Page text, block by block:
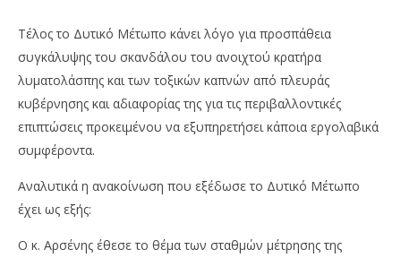
Τέλος το Δυτικό Μέτωπο κάνει λόγο για προσπάθεια
συγκάλυψης του σκανδάλου του ανοιχτού κρατήρα
λυματολάσπης και των τοξικών καπνών από πλευράς
κυβέρνησης και αδιαφορίας της για τις περιβαλλοντικές
επιπτώσεις προκειμένου να εξυπηρετήσει κάποια εργολαβικά
συμφέροντα.
Αναλυτικά η ανακοίνωση που εξέδωσε το Δυτικό Μέτωπο
έχει ως εξής:
Ο κ. Αρσένης έθεσε το θέμα των σταθμών μέτρησης της